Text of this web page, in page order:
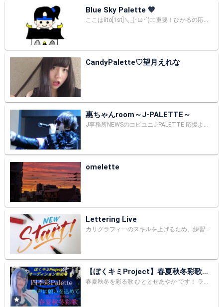
Blue Sky Palette 💙
ここはiito[1st]＼_(･ω･`)ｺｺ重要！ひかるの応援ルームですが気が向いたら雑談配信します｡暇な方は気軽にお立ち寄りください(ミッションの足しにでも)┏〇゛ ドライブ､パチ屋､競艇､海釣りが好物です🤣 誕生日 ６月10日(時の記念日)
CandyPalette♡望月えれな
惠ちゃんroom～J-PALETTE～
J事務所NEWSのコピユニJ-PALETTE 応援よろしくお願いしますm(_ _)m twitter→@J_palette_ YouTube→https://youtu.be/r_Q1hxzOzD8
omelette
Lettering Live
カリグラフィーのスキルを上げるため、練習しています。 お好きな言葉や名前をお描きしますので、コメントにてリクエストください。 Instagram@moto.lettering
【ぼくキミProject】春夏秋冬彩歌の
四季彩Palette
春夏秋冬を彩る歌 ひととせあやか です！ ライバーとファンを題材にした楽曲 ｢ぼくとキミのものがたり｣のボーカル＆MV出演オーディション ｢ぼくキミProject｣ に参加しています 私自身も音楽活動やライブ配信アプリで配信をしていて、今まで色んなファンの方に支えられ、助けられて来ました そんなファンのみなさんにこの曲を届けたい！ 恩返しをしたいです あなたの応援が私の夢への道しるべ 応援よろしくお願いします うつ病、発達障害を抱えながら夢に向かって1歩1歩歩んでいます 同じ障害を持った人たちを照らす優しいお月様のような歌手になりたいです 好きなもの かりんとう饅頭、梅昆布茶、カフェオレ、きしめん、フィットチーネパスタ、生パスタ、兎、梟、シマエナガ、コザクラインコ、ハムスター 好きなアニメ アイカツ!(最推しいちご、あかり、ユリカ様)、プリキュア(最推しキュアフローラ、キュアエール、キュアラメール)、プリティーシリーズ(最推し涼野いと、らぁら)KING OF PRISM(最推しタイガ、シン)、CLANNAD、神風怪盗ジャンヌ、満月をさがして、ぴちぴちピッチ、明日のナージャ、おジャ魔女どれみ、セーラームーン、呪術廻戦 好きなアーティスト Aimer、EGOIST、花譜、ヰ世界情緒、富士葵、YuNi、Kalafina、奥華子、嵐、i☆Ris、ReoNa、STAR☆ANIS、AIKATU☆STARS、カンザキイオリ もるでお、理事さん、神田沙也加 etc. 好きな声優 前野智昭、細谷佳正、柿原徹也、小野賢章、蒼井翔太、花江夏樹、岡本信彦、内山昂輝、梅原裕一郎、市川蒼、緑川光、下野紘、小倉唯、悠木碧、日高里菜、鬼頭明里、島崎信長、杉山紀彰、伊東健人、井上和彦、 歌える曲 アイカツ!(最推しいちご、あかり、ユリカ様)、プリキュア(最推しキュアフローラ、キュアエール、キュアラメール)、プリティーシリーズ(最推し涼野いと、らぁら)、平成戦隊シリーズ、平成仮面ライダーシリーズ、ガンダムシリーズ、CLANNAD、シャドーハウス、田村ゆかり、蒼井翔太、宮野真守、茅原実里、鬼頭明里 etc. 声真似 茅原実里の歌真似 とある科学の超電磁砲 白井黒子 Re:ゼロから始める異世界生活 ベアトリクス 虹ヶ咲学園スクールアイドル同好会 天王寺璃奈 Fateシリーズ イリヤスフィール・フォン・アインツベルン etc. プレイ中ゲーム ツイステッドワンダーランド(最推しレオナおじたん) ニャッホとパズル ホームエスケープ ガーデンエスケープ 音域が広いので、男性キーでも女性キーでも歌うことができます 声色や感情を込めて歌うのが得意です🌸 入室時 こんばんぬ、おはやんぬ 退室時 おつとせさま ぼくキミProjectオーディションって？ https://enpass.co.jp/bokukimi/ 🌸ライブ情報🌸 春夏秋冬彩歌 １ｓｔワンマンライブ ～始まりはこの場所から～ 日程 2021年 8月9日(月) 18:45～19:45 あさがやドラムYouTubeチャンネルにて無料配信 アーカイブ残ります https://youtu.be/mVDJwrtAbOQ 視聴料は無料ですが、応援したい！聴いてよかったと思ってくださった方は、BOOTHにて 応援投げ銭チケットや、ブロマイド、チェキを販売しております https://t.co/ULNoi4SepF 投げ銭等の購入については期限がありませんので、お好きなタイミングでライブを視聴して頂いて、購入してください！ アーカイブ残りますので、いつでもお好きな時間に視聴できます チェキやブロマイドは、当日撮影したものになります どの写真が届くかは秘密です♪ 何種類になるかも秘密です♪ ご購入の際は、BOOTHのメッセージで記入するお名前を送ってください 春夏秋冬彩歌 twitter https://t.co/5aYjKjTzAh 音源提供 生音風カラオケ屋様 https://t.co/6MaHrAkdyb shion0121様 https://t.co/yX5nR0UORH 春夏秋冬彩歌初のワンマンライブが、春夏秋冬彩の始まりの場所、あさがやドラムで開催します！ コロナ禍でなかなか歌をお届けできない今、少しでもこの歌が、あなたに届きますように リアルタイムで視聴される方は、一緒にコメントで盛り上がっていただけると嬉しいです♪